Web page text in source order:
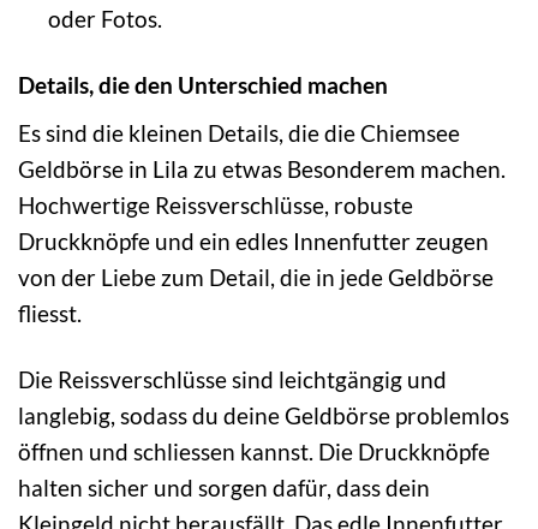
oder Fotos.
Details, die den Unterschied machen
Es sind die kleinen Details, die die Chiemsee
Geldbörse in Lila zu etwas Besonderem machen.
Hochwertige Reissverschlüsse, robuste
Druckknöpfe und ein edles Innenfutter zeugen
von der Liebe zum Detail, die in jede Geldbörse
fliesst.
Die Reissverschlüsse sind leichtgängig und
langlebig, sodass du deine Geldbörse problemlos
öffnen und schliessen kannst. Die Druckknöpfe
halten sicher und sorgen dafür, dass dein
Kleingeld nicht herausfällt. Das edle Innenfutter